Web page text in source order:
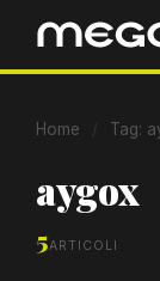
Home Tag:
aygox
5ARTICOLI